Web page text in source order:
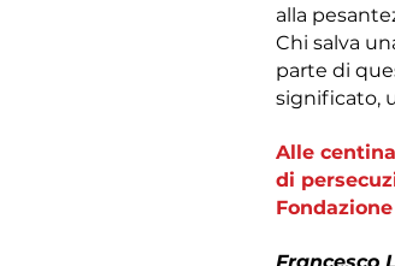
alla
Chi salva
parte di
significato,
Alle
di